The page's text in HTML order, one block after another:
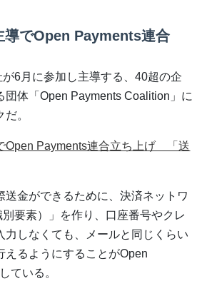
導でOpen Payments連合
6月に参加し主導する、40超の企
団体「Open Payments Coalition」に
。
Open Payments連合立ち上げ 「送
送金ができるために、決済ネットワ
要素）」を作り、口座番号やクレ
力しなくても、メールと同じくらい
えるようにすることがOpen
ている。